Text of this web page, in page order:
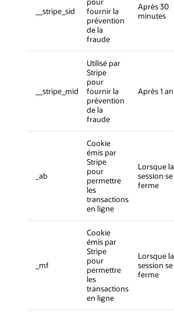
__stripe_sid
fournir la
prévention
de la
fraude
Après 30
minutes
__stripe_mid
Utilisé par
Stripe
pour
fournir la
prévention
de la
fraude
Après 1 an
_ab
Cookie
émis par
Stripe
pour
permettre
les
transactions
en ligne
Lorsque la
session se
ferme
_mf
Cookie
émis par
Stripe
pour
permettre
les
transactions
en ligne
Lorsque la
session se
ferme